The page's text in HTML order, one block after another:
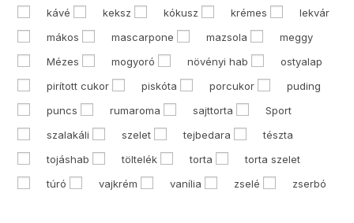
kávé
keksz kókusz krémes
lekvár
mákos
mascarpone mazsola
meggy
Mézes
mogyoró növényi hab
ostyalap
pirított cukor
piskóta porcukor
puding
puncs
rumaroma sajttorta
Sport
szalakáli
szelet tejbedara
tészta
tojáshab
töltelék torta
torta szelet
túró
vajkrém vanília zselé zserbó